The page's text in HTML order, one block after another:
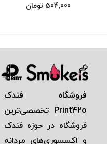
504,000 تومان
فروشگاه فندک
Print42o تخصصی‌ترين
فروشگاه در حوزه فندک
و اكسسوری‌های مردانه